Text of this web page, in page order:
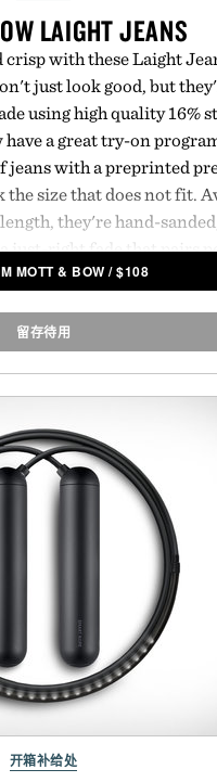
LAIGHT JEANS
with these Laight
just look good, but
using high quality 16%
a great try-on
jeans with a preprinted
the size that does not fit.
they're hand-
just-right fade that pairs
tops and requires no
by Mott & Bow.
MOTT & BOW /$108
留存待用
开箱补给处